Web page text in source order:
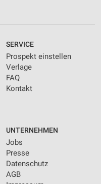
SERVICE
Prospekt einstellen
Verlage
FAQ
Kontakt
UNTERNEHMEN
Jobs
Presse
Datenschutz
AGB